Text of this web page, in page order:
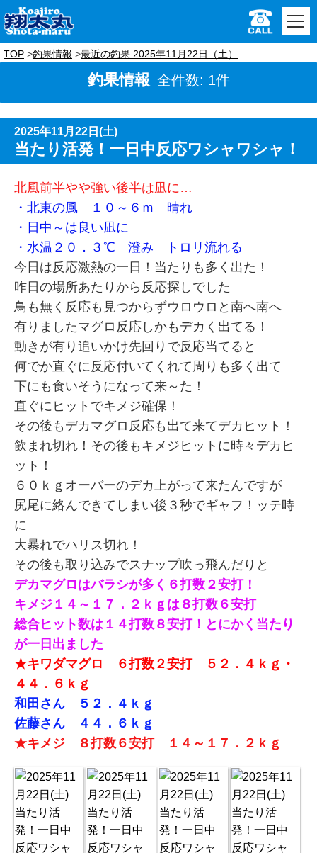
TOP 釣果情報 最近の釣果 2025年11月22日（土）
釣果情報 全件数: 1件
2025年11月22日(土)
当たり活発！一日中反応ワシャワシャ！
北風前半やや強い後半は凪に…
・北東の風 １０～６ｍ 晴れ
・日中～は良い凪に
・水温２０．３℃ 澄み トロリ流れる
今日は反応激熱の一日！当たりも多く出た！
昨日の場所あたりから反応探しでした
鳥も無く反応も見つからずウロウロと南へ南へ
有りましたマグロ反応しかもデカく出てる！
動きが有り追いかけ先回りで反応当てると
何でか直ぐに反応付いてくれて周りも多く出て
下にも食いそうになって来～た！
直ぐにヒットでキメジ確保！
その後もデカマグロ反応も出て来てデカヒット！
飲まれ切れ！その後もキメジヒットに時々デカヒ
ット！
６０ｋｇオーバーのデカ上がって来たんですが
尻尾に絡んできてしまい後３秒でギャフ！ッテ時
に
大暴れでハリス切れ！
その後も取り込みでスナップ吹っ飛んだりと
デカマグロはバラシが多く６打数２安打！
キメジ１４～１７．２ｋｇは８打数６安打
総合ヒット数は１４打数８安打！とにかく当たり
が一日出ました
★キワダマグロ ６打数２安打 ５２．４ｋｇ・
４４．６ｋｇ
和田さん ５２．４ｋｇ
佐藤さん ４４．６ｋｇ
★キメジ ８打数６安打 １４～１７．２ｋｇ